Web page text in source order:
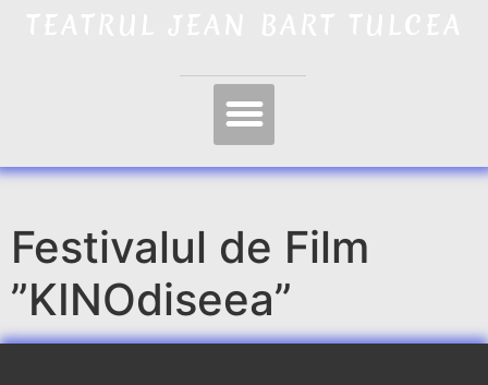
Festivalul de Film
”KINOdiseea”